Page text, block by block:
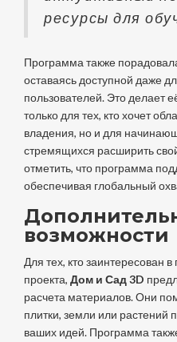
ресурсы для
Программа также
оставаясь доступной даже
пользователей. Это делает
только для тех, кто хочет
владения, но и для
стремящихся расширить
отметить, что программа
обеспечивая глобальный
возможности
Для тех, кто заинтересован
проекта, Дом и Сад 3D
расчета материалов. Они
плитки, земли или растений
ваших идей. Программа